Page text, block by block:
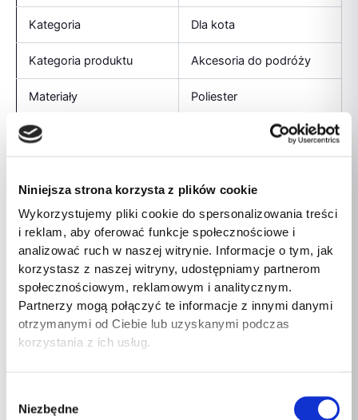
Niniejsza strona korzysta z plików cookie
Wykorzystujemy pliki cookie do spersonalizowania treści
i reklam, aby oferować funkcje społecznościowe i
analizować ruch w naszej witrynie. Informacje o tym, jak
korzystasz z naszej witryny, udostępniamy partnerom
społecznościowym, reklamowym i analitycznym.
Partnerzy mogą połączyć te informacje z innymi danymi
otrzymanymi od Ciebie lub uzyskanymi podczas
korzystania z ich usług.
zgody
Niezbędne
Kategoria Dla kota
Kategoria produktu Akcesoria do podróży
Materiały Poliester
Waga produktu
Zakres wagowy 1 kg – 1,9 kg
Szerokość produktu 500 mm
Szerokość 560mm
Długość